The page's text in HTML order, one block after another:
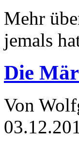
Mehr
jemals
Die
Von